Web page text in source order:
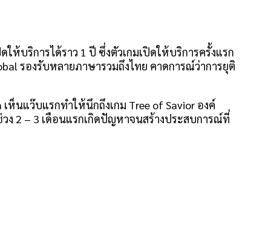
ห้บริการได้ราว 1 ปี ซึ่งตัวเกมเปิดให้บริการครั้งแรก
รองรับหลายภาษารวมถึงไทย คาดการณ์ว่าการยุติ
ห็นแว๊บแรกทำให้นึกถึงเกม Tree of Savior องค์
ง 2 – 3 เดือนแรกเกิดปัญหาจนสร้างประสบการณ์ที่